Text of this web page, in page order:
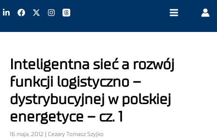
Inteligentna sieć a rozwój
funkcji logistyczno –
dystrybucyjnej w polskiej
energetyce – cz. 1
16 maja, 2012 | Cezary Tomasz Szyjko